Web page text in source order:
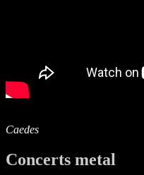
Caedes
Concerts metal